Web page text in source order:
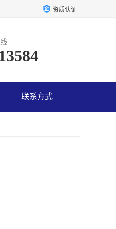
资质认证
:
联系方式